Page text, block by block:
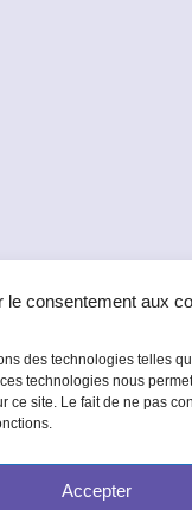
le consentement aux
des technologies telles
technologies nous
ce site. Le fait de ne pas
Accepter